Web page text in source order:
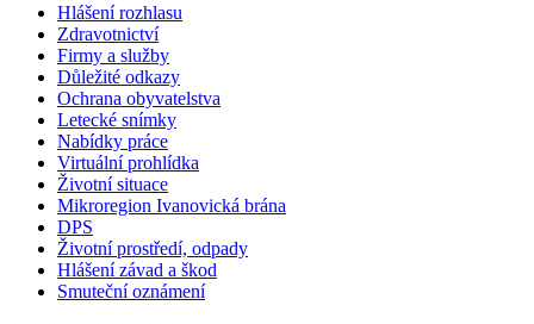
Hlášení rozhlasu
Zdravotnictví
Firmy a služby
Důležité odkazy
Ochrana obyvatelstva
Letecké snímky
Nabídky práce
Virtuální prohlídka
Životní situace
Mikroregion Ivanovická brána
DPS
Životní prostředí, odpady
Hlášení závad a škod
Smuteční oznámení